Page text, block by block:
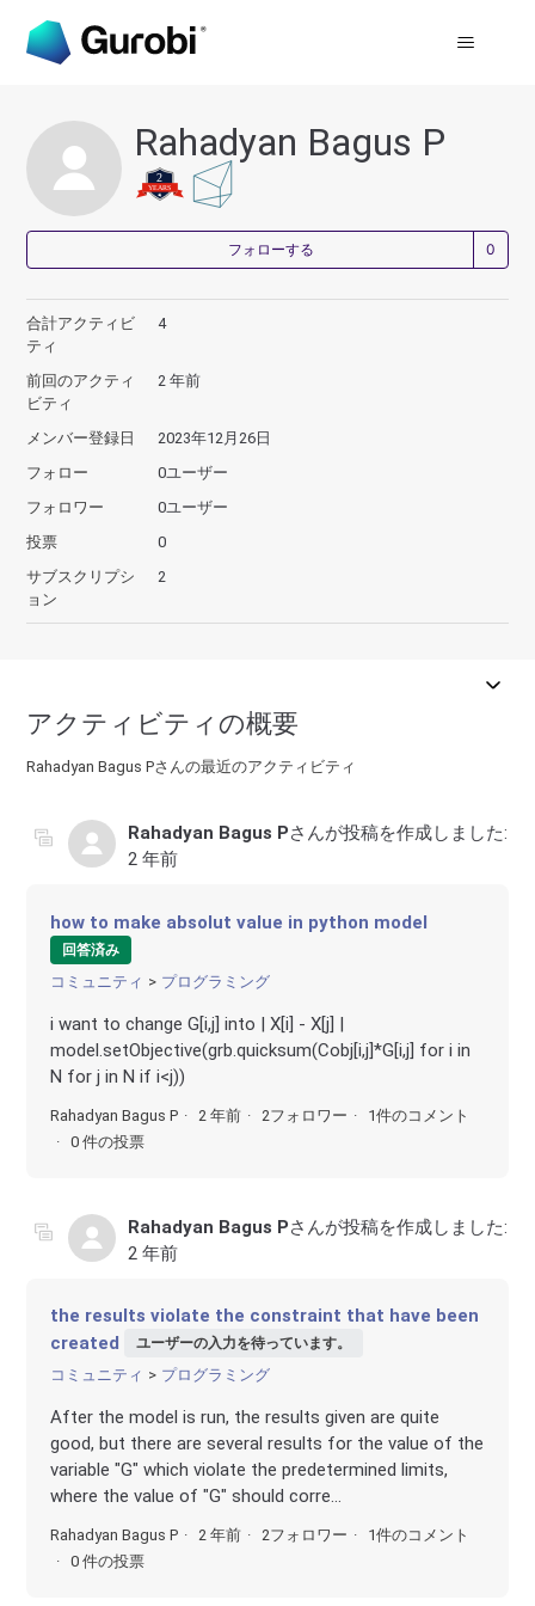
Rahadyan Bagus P
フォローする
合計アクティビ
ティ
4
前回のアクティ
ビティ
2 年前
メンバー登録日
2023年12月26日
フォロー
0ユーザー
フォロワー
0ユーザー
投票
0
サブスクリプシ
ョン
2
アクティビティの概要
Rahadyan Bagus Pさんの最近のアクティビティ
Rahadyan Bagus Pさんが投稿を作成しました:
2 年前
how to make absolut value in python model
回答済み
コミュニティ プログラミング
i want to change G[i,j] into | X[i] - X[j] |
model.setObjective(grb.quicksum(Cobj[i,j]*G[i,j] for i in
N for j in N if i<j))
Rahadyan Bagus P 2 年前 2フォロワー
1件のコメント
0 件の投票
Rahadyan Bagus Pさんが投稿を作成しました:
2 年前
the results violate the constraint that have been
created
ユーザーの入力を待っています。
コミュニティ プログラミング
After the model is run, the results given are quite
good, but there are several results for the value of the
variable "G" which violate the predetermined limits,
where the value of "G" should corre...
Rahadyan Bagus P 2 年前 2フォロワー
1件のコメント
0 件の投票